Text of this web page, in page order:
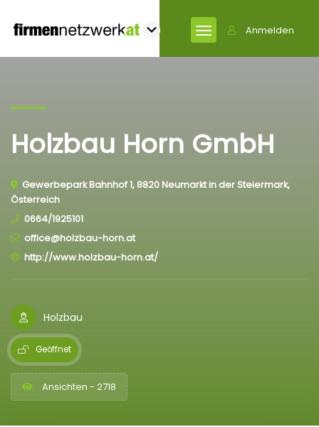
Anmelden
Holzbau Horn GmbH
Gewerbepark Bahnhof 1, 8820 Neumarkt in der Steiermark,
Österreich
0664/1925101
office@holzbau-horn.at
http://www.holzbau-horn.at/
Holzbau
Geöffnet
Ansichten - 2718